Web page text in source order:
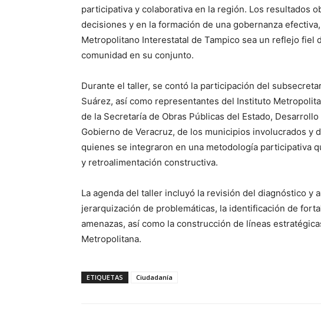
participativa y colaborativa en la región. Los resultados
decisiones y en la formación de una gobernanza
Metropolitano Interestatal de Tampico sea un reflejo fiel
comunidad en su conjunto.
Durante el taller, se contó la participación del
Suárez, así como representantes del Instituto
de la Secretaría de Obras Públicas del Estado, Desarrollo
Gobierno de Veracruz, de los municipios involucrados y
quienes se integraron en una metodología participativa
y retroalimentación constructiva.
La agenda del taller incluyó la revisión del diagnóstico y
jerarquización de problemáticas, la identificación de
amenazas, así como la construcción de líneas
Metropolitana.
ETIQUETAS Ciudadanía